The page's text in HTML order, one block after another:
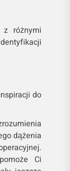
różnymi
do
dążenia
Ci